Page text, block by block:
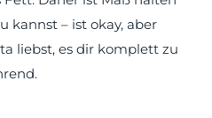
kannst – ist okay, aber
liebst, es dir komplett zu